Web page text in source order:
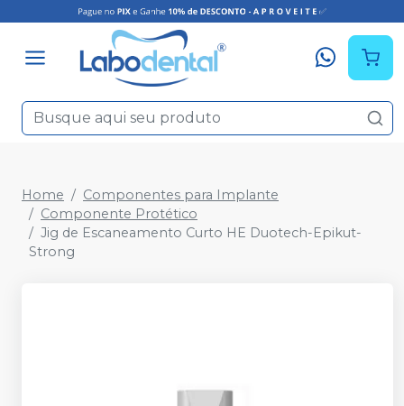
Home
Componentes para Implante
Componente Protético
Jig de Escaneamento Curto HE Duotech-Epikut-
Strong